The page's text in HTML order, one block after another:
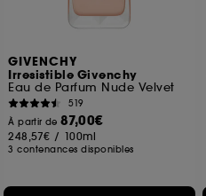
GIVENCHY
Irresistible Givenchy
Eau de Parfum Nude Velvet
519
À partir de87,00€
248,57€ / 100ml
3 contenances disponibles